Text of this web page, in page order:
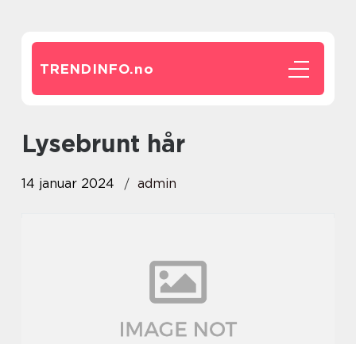
TRENDINFO.no
lysebrunt hår
14 januar 2024 admin